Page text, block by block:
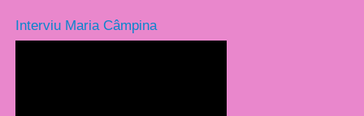
Interviu Maria Câmpina